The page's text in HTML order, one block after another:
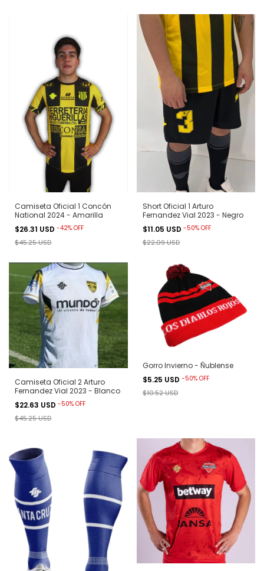
Camiseta Oficial 1 Concón
National 2024 - Amarilla
$26.31 USD -42% OFF
$45.25 USD
Short Oficial 1 Arturo
Fernandez Vial 2023 - Negro
$11.05 USD -50% OFF
$22.09 USD
Camiseta Oficial 2 Arturo
Fernandez Vial 2023 - Blanco
$22.63 USD -50% OFF
$45.25 USD
Gorro Invierno - Ñublense
$5.25 USD -50% OFF
$10.52 USD